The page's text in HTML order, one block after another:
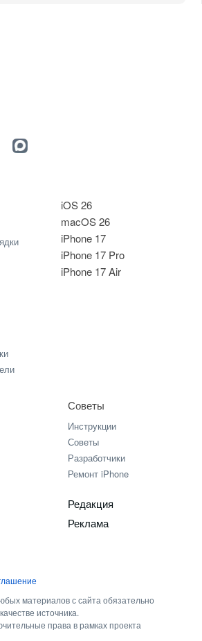
iOS 26
macOS 26
iPhone 17
iPhone 17 Pro
iPhone 17 Air
Советы
Инструкции
Советы
Разработчики
Ремонт iPhone
Редакция
Реклама
материалов с сайта обязательно
источника.
права в рамках проекта